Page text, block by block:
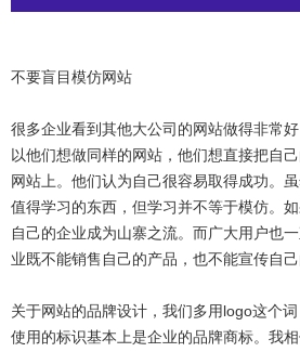
不要盲目模仿网站
很多企业看到其他大公司的网站做得非常
以他们想做同样的网站，他们想直接把自
网站上。他们认为自己很容易取得成功。
值得学习的东西，但学习并不等于模仿。
自己的企业成为山寨之流。而广大用户也
业既不能销售自己的产品，也不能宣传自己
关于网站的品牌设计，我们多用logo这个
使用的标识基本上是企业的品牌商标。我